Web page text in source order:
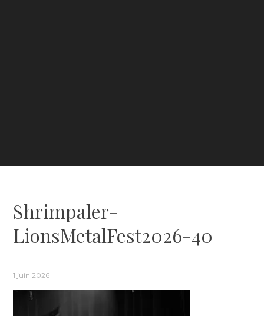
Shrimpaler-
LionsMetalFest2026-40
1 juin 2026